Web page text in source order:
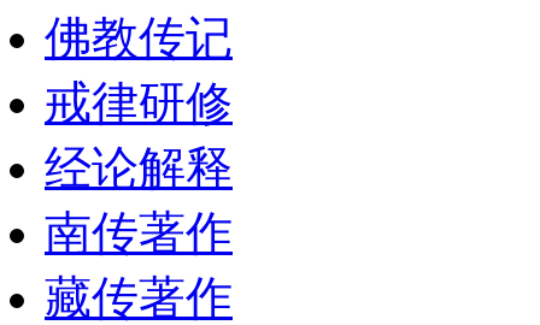
佛教传记
戒律研修
经论解释
南传著作
藏传著作